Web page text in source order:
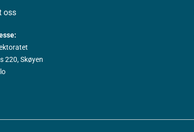
oss
220, Skøyen